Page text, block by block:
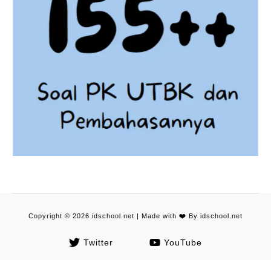
Copyright © 2026 idschool.net | Made with ❤️ By idschool.net
Twitter YouTube